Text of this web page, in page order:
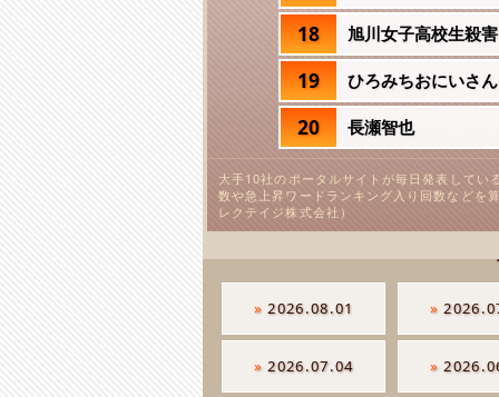
18 旭川女子高校生殺害
19 ひろみちおにいさん
20 長瀬智也
大手10社のポータルサイトが毎日発表してい
数や急上昇ワードランキング入り回数などを
レクテイジ株式会社）
»2026.08.01 »
»2026.07.04 »